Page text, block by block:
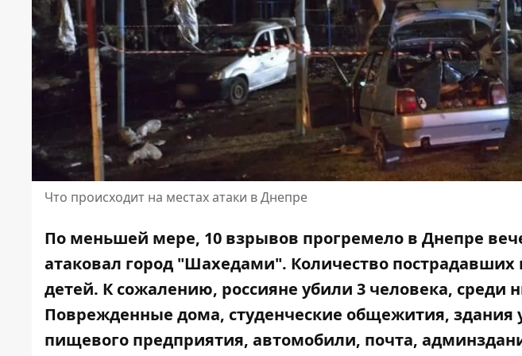
Что происходит на местах атаки в Днепре
По меньшей мере, 10 взрывов прогремело в Днепре
атаковал город "Шахедами". Количество пострадавших
детей. К сожалению, россияне убили 3 человека, среди
Поврежденные дома, студенческие общежития, здания
пищевого предприятия, автомобили, почта,